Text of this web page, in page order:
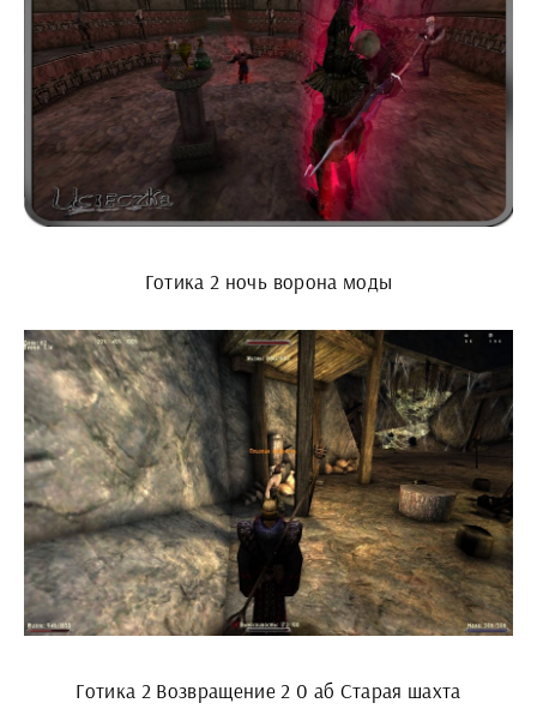
Готика 2 ночь ворона моды
Готика 2 Возвращение 2 0 аб Старая шахта